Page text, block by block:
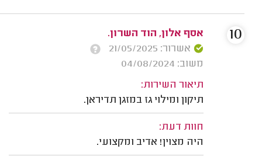
אסף אלון, הוד השרון.
אשרור: 21/05/2025
משוב: 04/08/2024
תיאור השירות:
תיקון ומילוי גז במזגן תדיראן.
חוות דעת:
היה מצוין! אדיב ומקצועי.
10